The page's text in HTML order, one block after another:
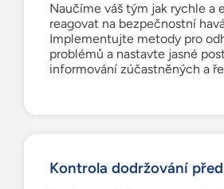
Naučíme váš tým jak rychle a
reagovat na bezpečnostní
Implementujte metody pro
problémů a nastavte jasné
informování zúčastněných a
Kontrola dodržování